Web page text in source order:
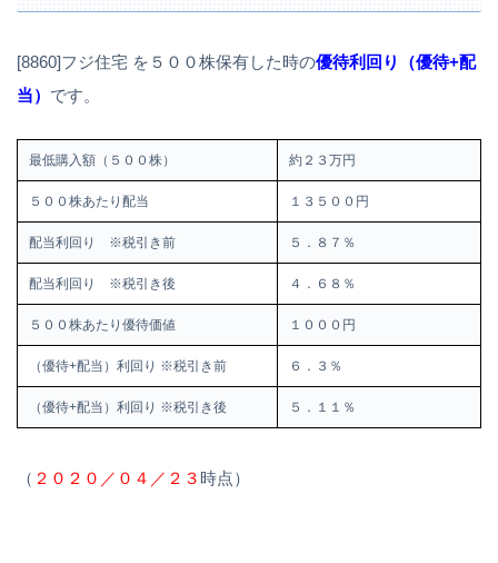
[8860]フジ住宅 を５００株保有した時の優待利回り（優待+配
当） です。
最低購入額（５００株） 約２３万円
５００株あたり配当 １３５００円
配当利回り ※税引き前 ５．８７％
配当利回り ※税引き後 ４．６８％
５００株あたり優待価値 １０００円
（優待+配当）利回り ※税引き前 ６．３％
（優待+配当）利回り ※税引き後 ５．１１％
（ ２０２０／０４／２３時点）